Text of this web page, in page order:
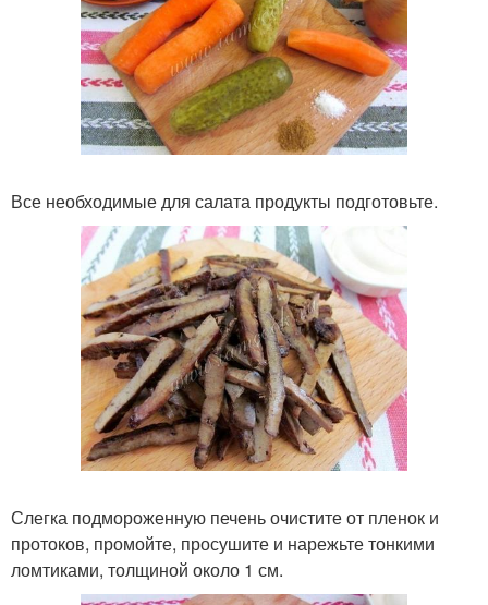
Все необходимые для салата продукты подготовьте.
Слегка подмороженную печень очистите от пленок и
протоков, промойте, просушите и нарежьте тонкими
ломтиками, толщиной около 1 см.